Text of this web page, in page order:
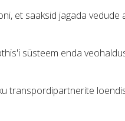
et saaksid jagada vedude
süsteem enda
transpordipartnerite